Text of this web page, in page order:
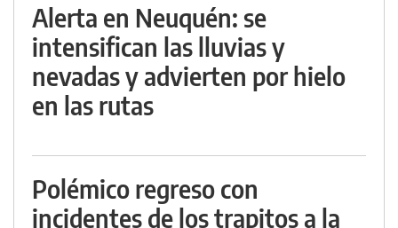
Alerta en Neuquén: se
intensifican las lluvias y
nevadas y advierten por hielo
en las rutas
Polémico regreso con
incidentes de los trapitos a la